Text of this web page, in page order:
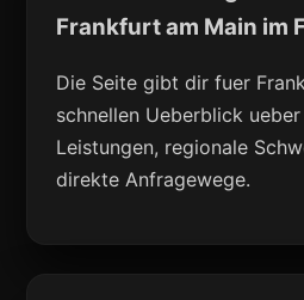
Frankfurt am Main im
Die Seite gibt dir fuer
schnellen Ueberblick
Leistungen, regionale
direkte Anfragewege.